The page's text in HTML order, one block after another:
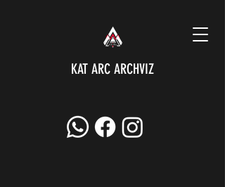
KAT ARC ARCHVIZ